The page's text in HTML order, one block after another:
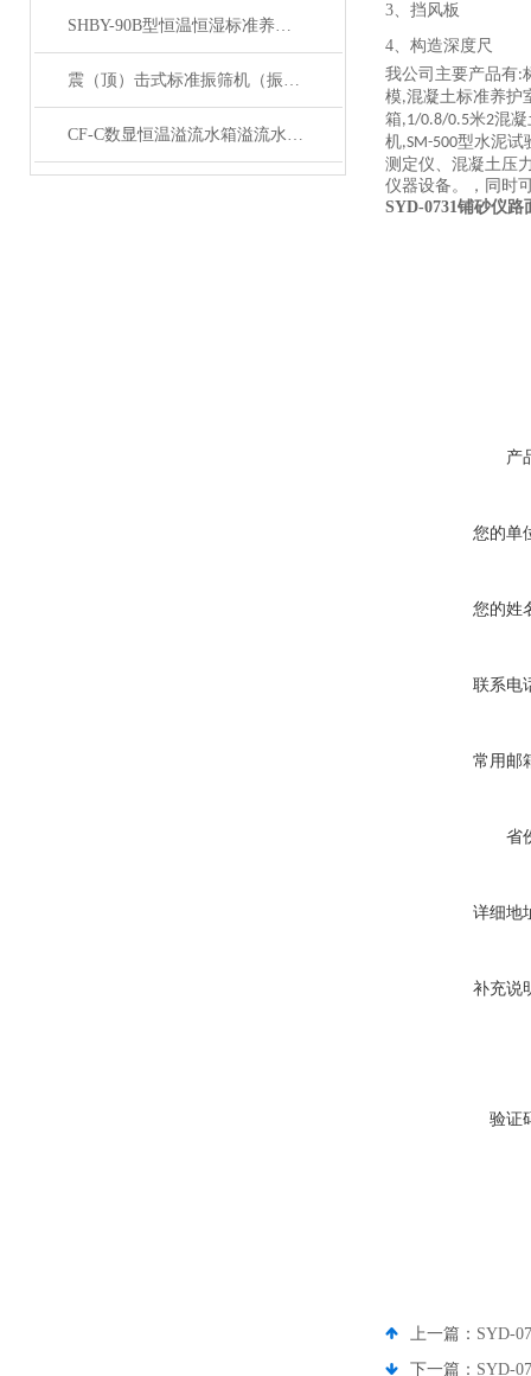
SHBY-90B型恒温恒湿标准养护箱 产品展示
震（顶）击式标准振筛机（振摆仪）产品展示
CF-C数显恒温溢流水箱溢流水槽展示
3、挡风板
4、构造深度尺
我公司主要产品有:
模,混凝土标准养护
箱,1/0.8/0.5米2混凝
机,SM-500型水泥试
测定仪、混凝土压
仪器设备。，同时
SYD-0731铺砂仪
产
您的单
您的姓
联系电
常用邮
省
详细地
补充说
验证
上一篇： SYD-
下一篇： SYD-